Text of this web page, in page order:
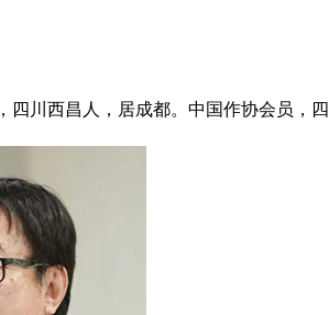
四川西昌人，居成都。中国作协会员，